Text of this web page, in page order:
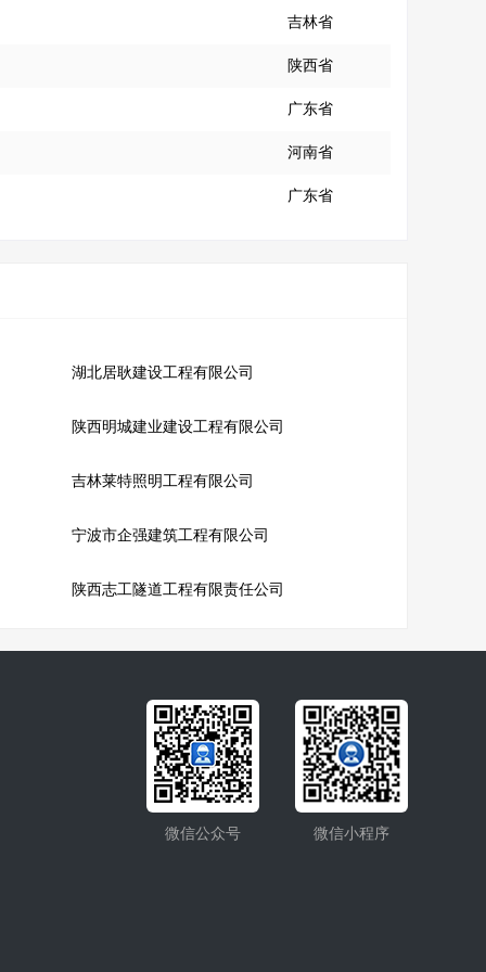
吉林省
陕西省
广东省
河南省
广东省
湖北居耿建设工程有限公司
陕西明城建业建设工程有限公司
吉林莱特照明工程有限公司
宁波市企强建筑工程有限公司
陕西志工隧道工程有限责任公司
微信公众号
微信小程序